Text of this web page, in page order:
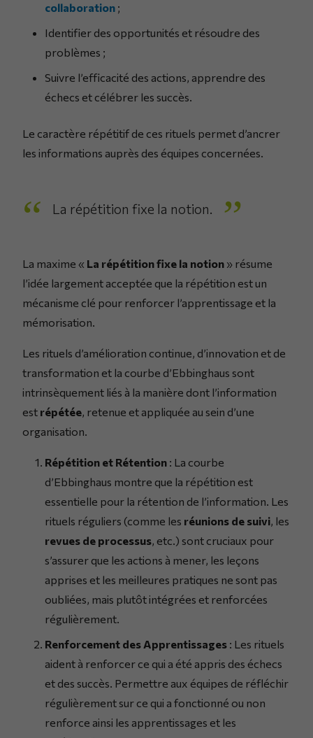
collaboration ;
Identifier des opportunités et résoudre des
problèmes ;
Suivre l’efficacité des actions, apprendre des
échecs et célébrer les succès.
Le caractère répétitif de ces rituels permet d’ancrer
les informations auprès des équipes concernées.
La répétition fixe la notion.
La maxime « La répétition fixe la notion » résume
l’idée largement acceptée que la répétition est un
mécanisme clé pour renforcer l’apprentissage et la
mémorisation.
Les rituels d’amélioration continue, d’innovation et de
transformation et la courbe d’Ebbinghaus sont
intrinsèquement liés à la manière dont l’information
est répétée, retenue et appliquée au sein d’une
organisation.
Répétition et Rétention : La courbe
d’Ebbinghaus montre que la répétition est
essentielle pour la rétention de l’information. Les
rituels réguliers (comme les réunions de suivi, les
revues de processus, etc.) sont cruciaux pour
s’assurer que les actions à mener, les leçons
apprises et les meilleures pratiques ne sont pas
oubliées, mais plutôt intégrées et renforcées
régulièrement.
Renforcement des Apprentissages : Les rituels
aident à renforcer ce qui a été appris des échecs
et des succès. Permettre aux équipes de réfléchir
régulièrement sur ce qui a fonctionné ou non
renforce ainsi les apprentissages et les